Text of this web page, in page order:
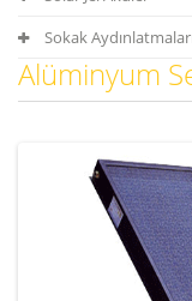
Sokak Aydınlatmaları
Alüminyum